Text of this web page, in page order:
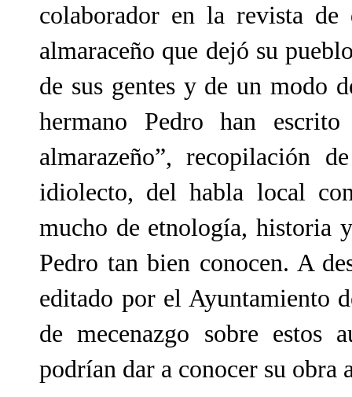
colaborador en la revista
almaraceño que dejó su
de sus gentes y de un modo
hermano Pedro han
almarazeño”, recopilación
idiolecto, del habla local
mucho de etnología, historia
Pedro tan bien conocen. A
editado por el Ayuntamiento
de mecenazgo sobre estos
podrían dar a conocer su obra